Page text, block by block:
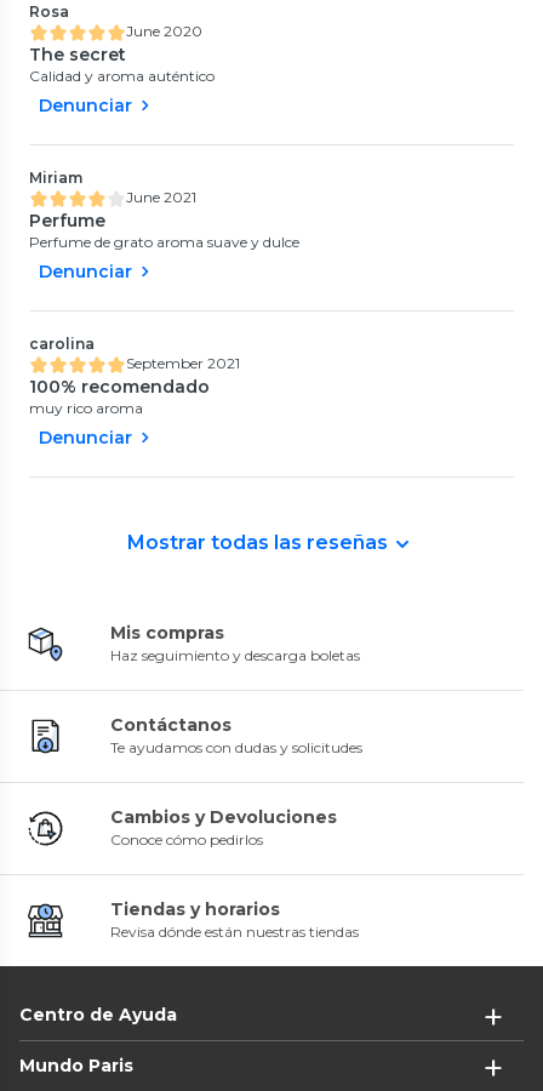
Rosa
June 2020
The secret
Calidad y aroma auténtico
Denunciar
Miriam
June 2021
Perfume
Perfume de grato aroma suave y dulce
Denunciar
carolina
September 2021
100% recomendado
muy rico aroma
Denunciar
Mostrar todas las reseñas
Mis compras
Haz seguimiento y descarga boletas
Contáctanos
Te ayudamos con dudas y solicitudes
Cambios y Devoluciones
Conoce cómo pedirlos
Tiendas y horarios
Revisa dónde están nuestras tiendas
Centro de Ayuda
Mundo Paris